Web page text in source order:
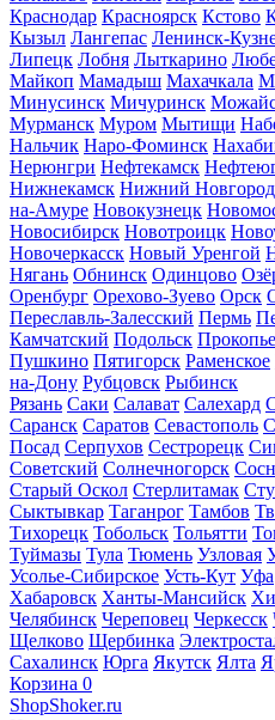
Краснодар Красноярск Кстово
Кызыл Лангепас Ленинск-
Липецк Лобня Лыткарино
Майкоп Мамадыш Махачкала
Минусинск Мичуринск
Мурманск Муром Мытищи
Нальчик Наро-Фоминск
Нерюнгри Нефтекамск
Нижнекамск Нижний Новгород
на-Амуре Новокузнецк
Новосибирск Новотроицк
Новочеркасск Новый Уренгой
Нягань Обнинск Одинцово
Оренбург Орехово-Зуево Орск
Переславль-Залесский Пермь
Камчатский Подольск
Пушкино Пятигорск Раменское
на-Дону Рубцовск Рыбинск
Рязань Саки Салават Салехард
Саранск Саратов Севастополь
Посад Серпухов Сестрорецк
Советский Солнечногорск
Старый Оскол Стерлитамак
Сыктывкар Таганрог Тамбов
Тихорецк Тобольск Тольятти
Туймазы Тула Тюмень Узловая
Усолье-Сибирское Усть-Кут Уфа
Хабаровск Ханты-Мансийск
Челябинск Череповец Черкесск
Щелково Щербинка
Сахалинск Юрга Якутск Ялта
Корзина 0
ShopShoker.ru